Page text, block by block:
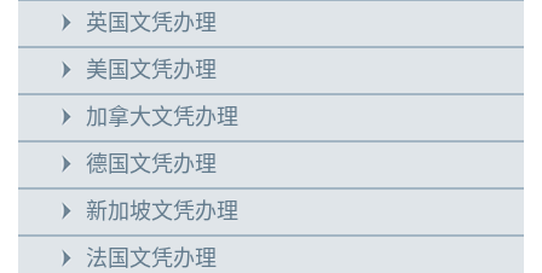
英国文凭办理
美国文凭办理
加拿大文凭办理
德国文凭办理
新加坡文凭办理
法国文凭办理